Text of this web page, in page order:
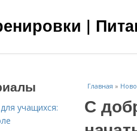
|
Главная »
С
учащихся: